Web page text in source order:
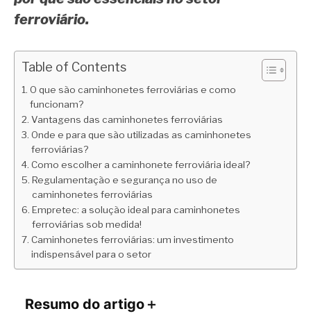
ferroviário.
Table of Contents
O que são caminhonetes ferroviárias e como
funcionam?
Vantagens das caminhonetes ferroviárias
Onde e para que são utilizadas as caminhonetes
ferroviárias?
Como escolher a caminhonete ferroviária ideal?
Regulamentação e segurança no uso de
caminhonetes ferroviárias
Empretec: a solução ideal para caminhonetes
ferroviárias sob medida!
Caminhonetes ferroviárias: um investimento
indispensável para o setor
Resumo do artigo＋